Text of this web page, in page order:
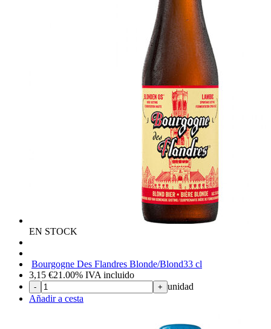
EN STOCK
Bourgogne Des Flandres Blonde/Blond33 cl
3,15 €21.00% IVA incluido
- + unidad
Añadir a cesta